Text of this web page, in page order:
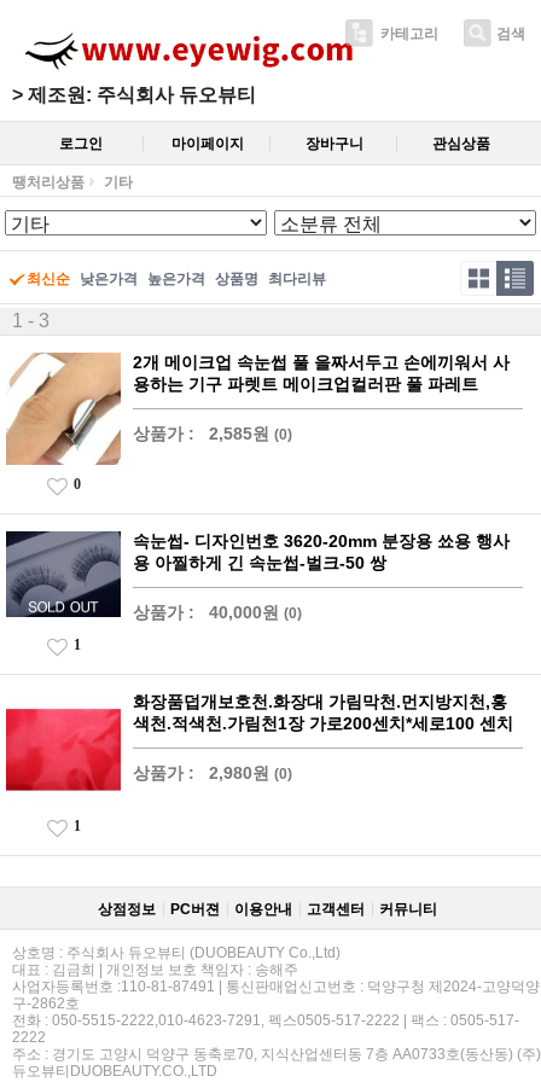
> 제조원: 주식회사 듀오뷰티
카테고리 검색
로그인 마이페이지 장바구니 관심상품
땡처리상품 기타
최신순 낮은가격 높은가격 상품명 최다리뷰
1 - 3
2개 메이크업 속눈썹 풀 을짜서두고 손에끼워서 사
용하는 기구 파렛트 메이크업컬러판 풀 파레트
상품가 : 2,585원 (0)
0
속눈썹- 디자인번호 3620-20mm 분장용 쑈용 행사
용 아찔하게 긴 속눈썹-벌크-50 쌍
상품가 : 40,000원 (0)
1
화장품덥개보호천.화장대 가림막천.먼지방지천,홍
색천.적색천.가림천1장 가로200센치*세로100 센치
상품가 : 2,980원 (0)
1
상점정보 PC버젼 이용안내 고객센터 커뮤니티
상호명 : 주식회사 듀오뷰티 (DUOBEAUTY Co.,Ltd)
대표 : 김금희 | 개인정보 보호 책임자 : 송해주
사업자등록번호 :110-81-87491 | 통신판매업신고번호 : 덕양구청 제2024-고양덕양
구-2862호
전화 : 050-5515-2222,010-4623-7291, 펙스0505-517-2222 | 팩스 : 0505-517-
2222
주소 : 경기도 고양시 덕양구 동축로70, 지식산업센터동 7층 AA0733호(동산동) (주)
듀오뷰티DUOBEAUTY.CO.,LTD